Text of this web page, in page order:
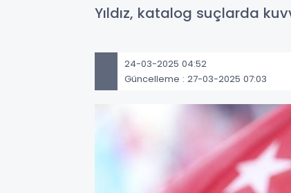
Yıldız, katalog suçlarda
24-03-2025 04:52
Güncelleme : 27-03-2025 07:03